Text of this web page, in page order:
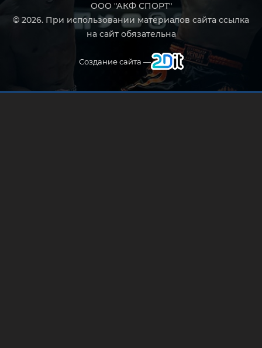
ООО "АКФ СПОРТ"
© 2026. При использовании материалов сайта ссылка
на сайт обязательна
Создание сайта —